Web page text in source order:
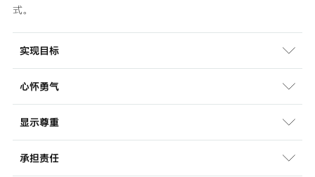
式。
实现目标
心怀勇气
显示尊重
承担责任